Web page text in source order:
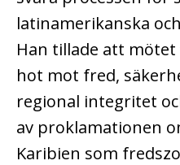
latinamerikanska
Han tillade att
hot mot fred,
regional integritet
av proklamationen
Karibien som